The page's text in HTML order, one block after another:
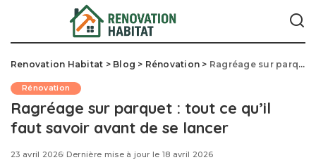
Renovation Habitat > Blog > Rénovation > Ragréage sur parquet : tout ce qu’il faut savoir avant de se lancer
Rénovation
Ragréage sur parquet : tout ce qu’il
faut savoir avant de se lancer
23 avril 2026 Dernière mise à jour le 18 avril 2026